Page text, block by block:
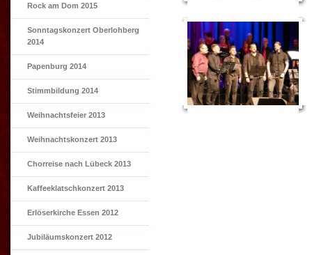
Rock am Dom 2015
Sonntagskonzert Oberlohberg
2014
Papenburg 2014
Stimmbildung 2014
Weihnachtsfeier 2013
Weihnachtskonzert 2013
Chorreise nach Lübeck 2013
Kaffeeklatschkonzert 2013
Erlöserkirche Essen 2012
Jubiläumskonzert 2012